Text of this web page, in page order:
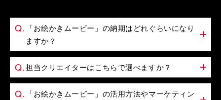
「お絵かきムービー」の納期はどれぐらいになり
ますか？
担当クリエイターはこちらで選べますか？
「お絵かきムービー」の活用方法やマーケティン